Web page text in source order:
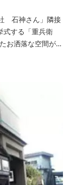
石神さん」隣接
式する「重兵衛
お洒落な空間が女